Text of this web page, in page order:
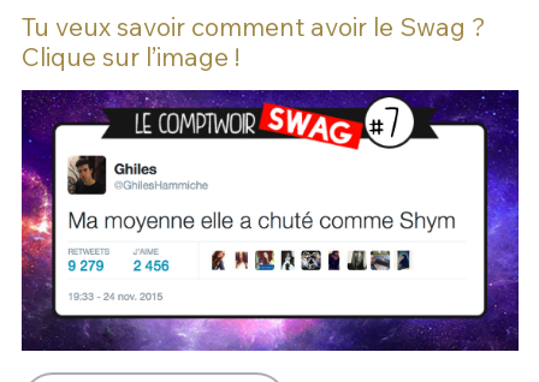
Tu veux savoir comment avoir le Swag ?
Clique sur l’image !